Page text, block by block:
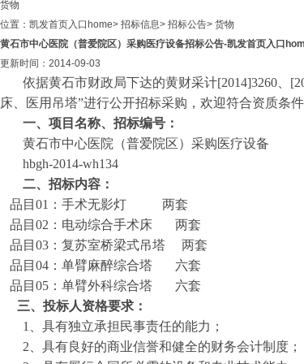
货物
位置： 凯发首页入口home> 招标信息> 招标公告> 货物
黄石市中心医院（普爱院区）采购医疗设备招标公告-凯发首页入口
更新时间：2014-09-03
依据黄石市财政局下达的黄财采计[2014]3260
床、医用吊塔”进行公开招标采购，欢迎符合资质条
一、项目名称、招标编号：
黄石市中心医院（普爱院区）采购医疗设备
hbgh-2014-wh134
二、招标内容：
品目 01 ：手术无影灯
两套
品目 02 ：电动综合手术床
两套
品目 03 ：复苏室桥梁式吊塔
两套
品目 04 ： 单臂麻醉综合塔
六套
品目 05 ：单臂外科综合塔
六套
三、投标人资格要求：
1
、具有独立承担民事责任的能力；
2 、具有良好的商业信誉和健全的财务会计制度；